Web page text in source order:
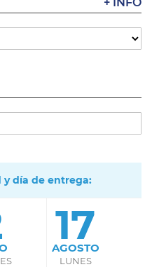
y día de entrega:
17
AGOSTO
LUNES